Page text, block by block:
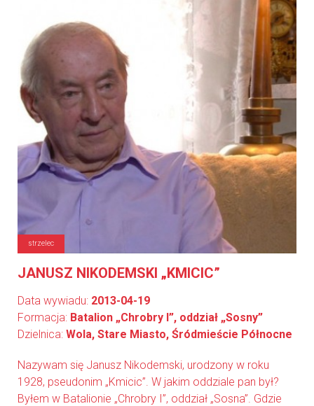
strzelec
JANUSZ NIKODEMSKI „KMICIC”
Data wywiadu: 2013-04-19
Formacja: Batalion „Chrobry I”, oddział „Sosny”
Dzielnica: Wola, Stare Miasto, Śródmieście Północne
Nazywam się Janusz Nikodemski, urodzony w roku
1928, pseudonim „Kmicic”. W jakim oddziale pan był?
Byłem w Batalionie „Chrobry I”, oddział „Sosna”. Gdzie